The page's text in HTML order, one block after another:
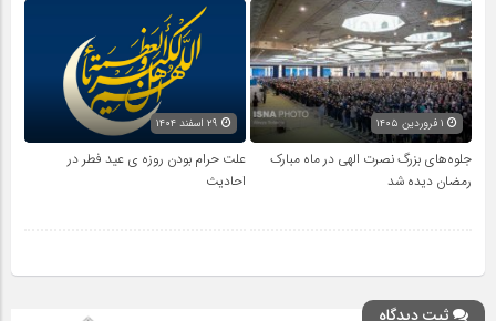
جلوه‌های بزرگ نصرت الهی در ماه مبارک
رمضان دیده شد
علت حرام بودن روزه ی عید فطر در
احادیث